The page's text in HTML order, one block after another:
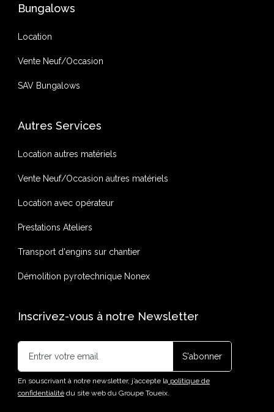
Bungalows
Location
Vente Neuf/Occasion
SAV Bungalows
Autres Services
Location autres matériels
Vente Neuf/Occasion autres matériels
Location avec opérateur
Prestations Ateliers
Transport d'engins sur chantier
Démolition pyrotechnique Nonex
Inscrivez-vous à notre Newsletter
En souscrivant à notre newsletter, j’accepte lapolitique de
confidentialitédu site web du Groupe Toueix.